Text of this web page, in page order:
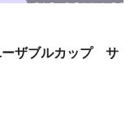
ーザブルカップ サ